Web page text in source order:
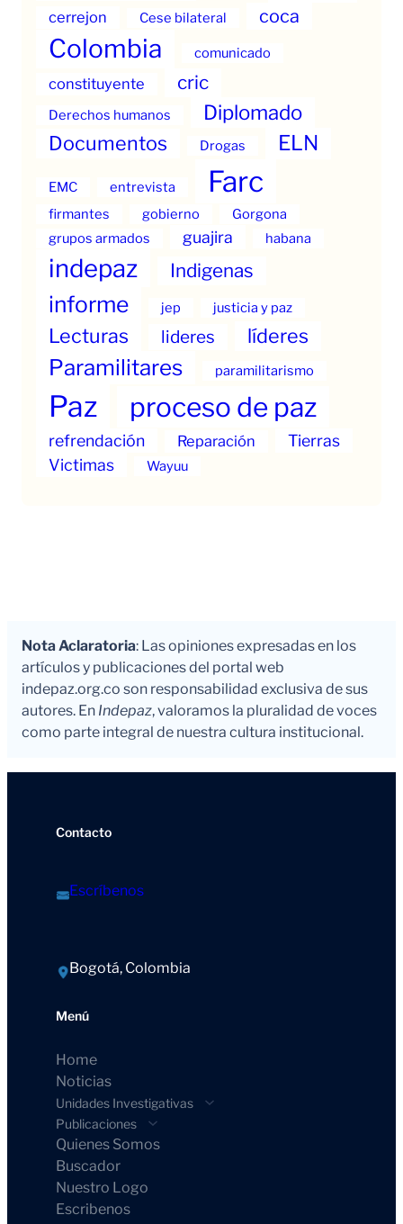
cerrejon Cese bilateral coca
Colombia comunicado
constituyente cric
Derechos humanos Diplomado
Documentos Drogas ELN
EMC entrevista Farc
firmantes gobierno
Gorgona
grupos armados
guajira habana
indepaz Indigenas
informe jep justicia y paz
Lecturas lideres líderes
Paramilitares paramilitarismo
Paz proceso de paz
refrendación Reparación
Tierras
Victimas
Wayuu
Nota Aclaratoria: Las opiniones expresadas en los
artículos y publicaciones del portal web
indepaz.org.co son responsabilidad exclusiva de sus
autores. En Indepaz, valoramos la pluralidad de voces
como parte integral de nuestra cultura institucional.
Contacto
Escríbenos
Bogotá, Colombia
Menú
Home
Noticias
Unidades Investigativas
Publicaciones
Quienes Somos
Buscador
Nuestro Logo
Escribenos